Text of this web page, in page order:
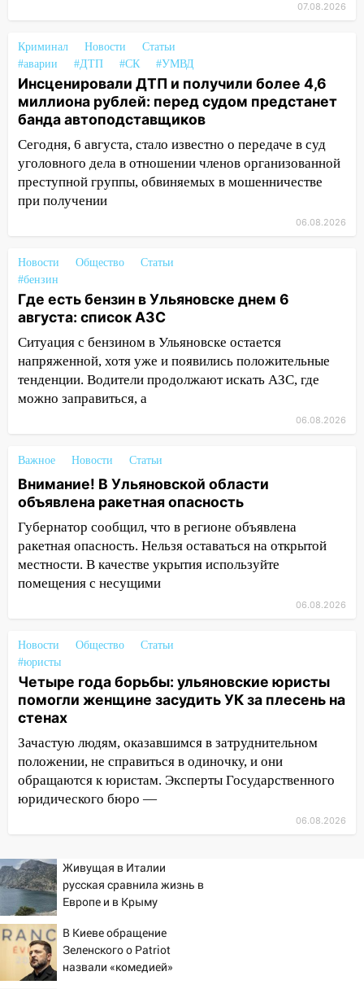
12:18
Вспыхнул изнутри: в
Железнодорожном районе горела дача
11:33 В Засвияжье под колёса авто
попал мужчина
11:17 В Радищевском районе сгорели
хозяйственные постройки
11:00 В Канадее горел жилой дом
Губернатор Ульяновской области:
регионе
10:00
В Ульяновске дотла сгорел
легковой автомобиль
09:39 В Ульяновске будут судить десять
наркодилеров, снабжавших две области
09:25 Вынесли приговор дебоширам,
избившим мужчину в трамвае
один из шести уникальных автомобилей
07:02 Жара отступит: какой будет
погода в Ульяновске днем 5 августа
06:10 Двое мигрантов изнасиловали 13-
летнюю девочку в центре Ульяновска
Мертвеца выкопали, посадили в
05:30
Астрологи назвали самый
опасный день августа: что ждет каждый
знак 5 августа
04.08.2026
капремонт школы в посёлке Налейка
22:33 Прокуратура проверяет
спортивные объекты в Старой Майне
Ульяновцев приглашают сдать
20:17
Ульяновская область девятую
неделю подряд удерживает самые
низкие цены на подсолнечное масло
19:33
Коровы-рекордсменки: в
Ульяновской области выросли надои
молока
07.08.2026
Криминал Новости
Статьи
#аварии
#ДТП #СК #УМВД
Инсценировали ДТП и получили более 4,6
миллиона рублей: перед судом предстанет
банда автоподставщиков
Сегодня, 6 августа, стало известно о передаче в суд
уголовного дела в отношении членов организованной
преступной группы, обвиняемых в мошенничестве
при получении
06.08.2026
Новости Общество
Статьи
#бензин
Где есть бензин в Ульяновске днем 6
августа: список АЗС
Ситуация с бензином в Ульяновске остается
напряженной, хотя уже и появились положительные
тенденции. Водители продолжают искать АЗС, где
можно заправиться, а
06.08.2026
Важное Новости Статьи
Внимание! В Ульяновской области
объявлена ракетная опасность
Губернатор сообщил, что в регионе объявлена
ракетная опасность. Нельзя оставаться на открытой
местности. В качестве укрытия используйте
помещения с несущими
06.08.2026
Новости Общество
Статьи
#юристы
Четыре года борьбы: ульяновские юристы
помогли женщине засудить УК за плесень на
стенах
Зачастую людям, оказавшимся в затруднительном
положении, не справиться в одиночку, и они
обращаются к юристам. Эксперты Государственного
юридического бюро —
06.08.2026
Живущая в Италии
русская сравнила жизнь в
Европе и в Крыму
В Киеве обращение
Зеленского о Patriot
назвали «комедией»